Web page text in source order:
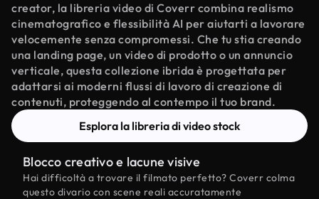
creator, la libreria video di Coverr combina realismo
cinematografico e flessibilità AI per aiutarti a lavorare
velocemente senza compromessi. Che tu stia creando
una landing page, un video di prodotto o un annuncio
verticale, questa collezione ibrida è progettata per
adattarsi ai moderni flussi di lavoro di creazione di
contenuti, proteggendo al contempo il tuo brand.
Esplora la libreria di video stock
Blocco creativo e lacune visive
Hai difficoltà a trovare il filmato perfetto? Coverr colma
questo divario con scene reali accuratamente